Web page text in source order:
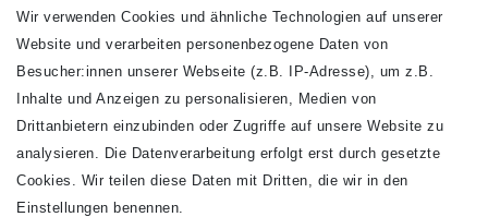
VERSANDARTEN
Wir verwenden Cookies und ähnliche Technologien auf unserer
Website und verarbeiten personenbezogene Daten von
Besucher:innen unserer Webseite (z.B. IP-Adresse), um z.B.
Inhalte und Anzeigen zu personalisieren, Medien von
Drittanbietern einzubinden oder Zugriffe auf unsere Website zu
analysieren. Die Datenverarbeitung erfolgt erst durch gesetzte
Cookies. Wir teilen diese Daten mit Dritten, die wir in den
Einstellungen benennen.